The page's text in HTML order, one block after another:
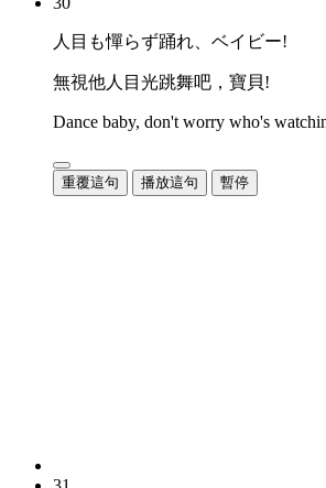
人目も憚らず踊れ、ベイビー!
無視他人目光跳舞吧，寶貝!
Dance baby, don't worry who's
重覆這句 播放這句 暫停